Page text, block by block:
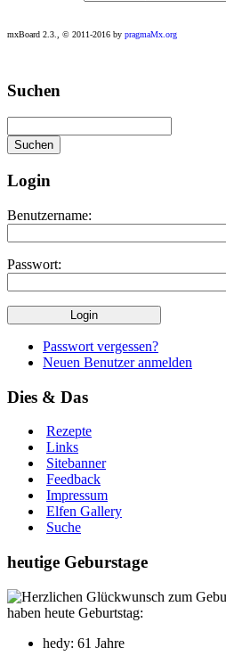
mxBoard 2.3., © 2011-2016 by pragmaMx.org
Play
best
casino
at
site
https://onlineslots.money/
Suchen
Login
Benutzername:
Passwort:
Passwort vergessen?
Neuen Benutzer anmelden
Dies & Das
Rezepte
Links
Sitebanner
Feedback
Impressum
Elfen Gallery
Suche
heutige Geburstage
haben heute Geburtstag:
hedy: 61 Jahre